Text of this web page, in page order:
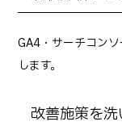
GA4・サーチコン
します。
改善施策を